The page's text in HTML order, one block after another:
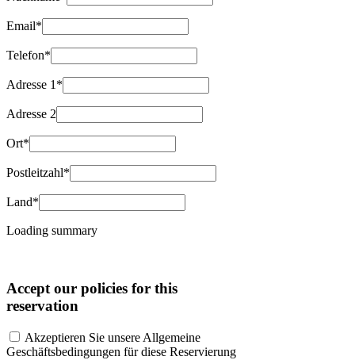
Email*
Telefon*
Adresse 1*
Adresse 2
Ort*
Postleitzahl*
Land*
Loading summary
Accept our policies for this
reservation
Akzeptieren Sie unsere Allgemeine
Geschäftsbedingungen für diese Reservierung